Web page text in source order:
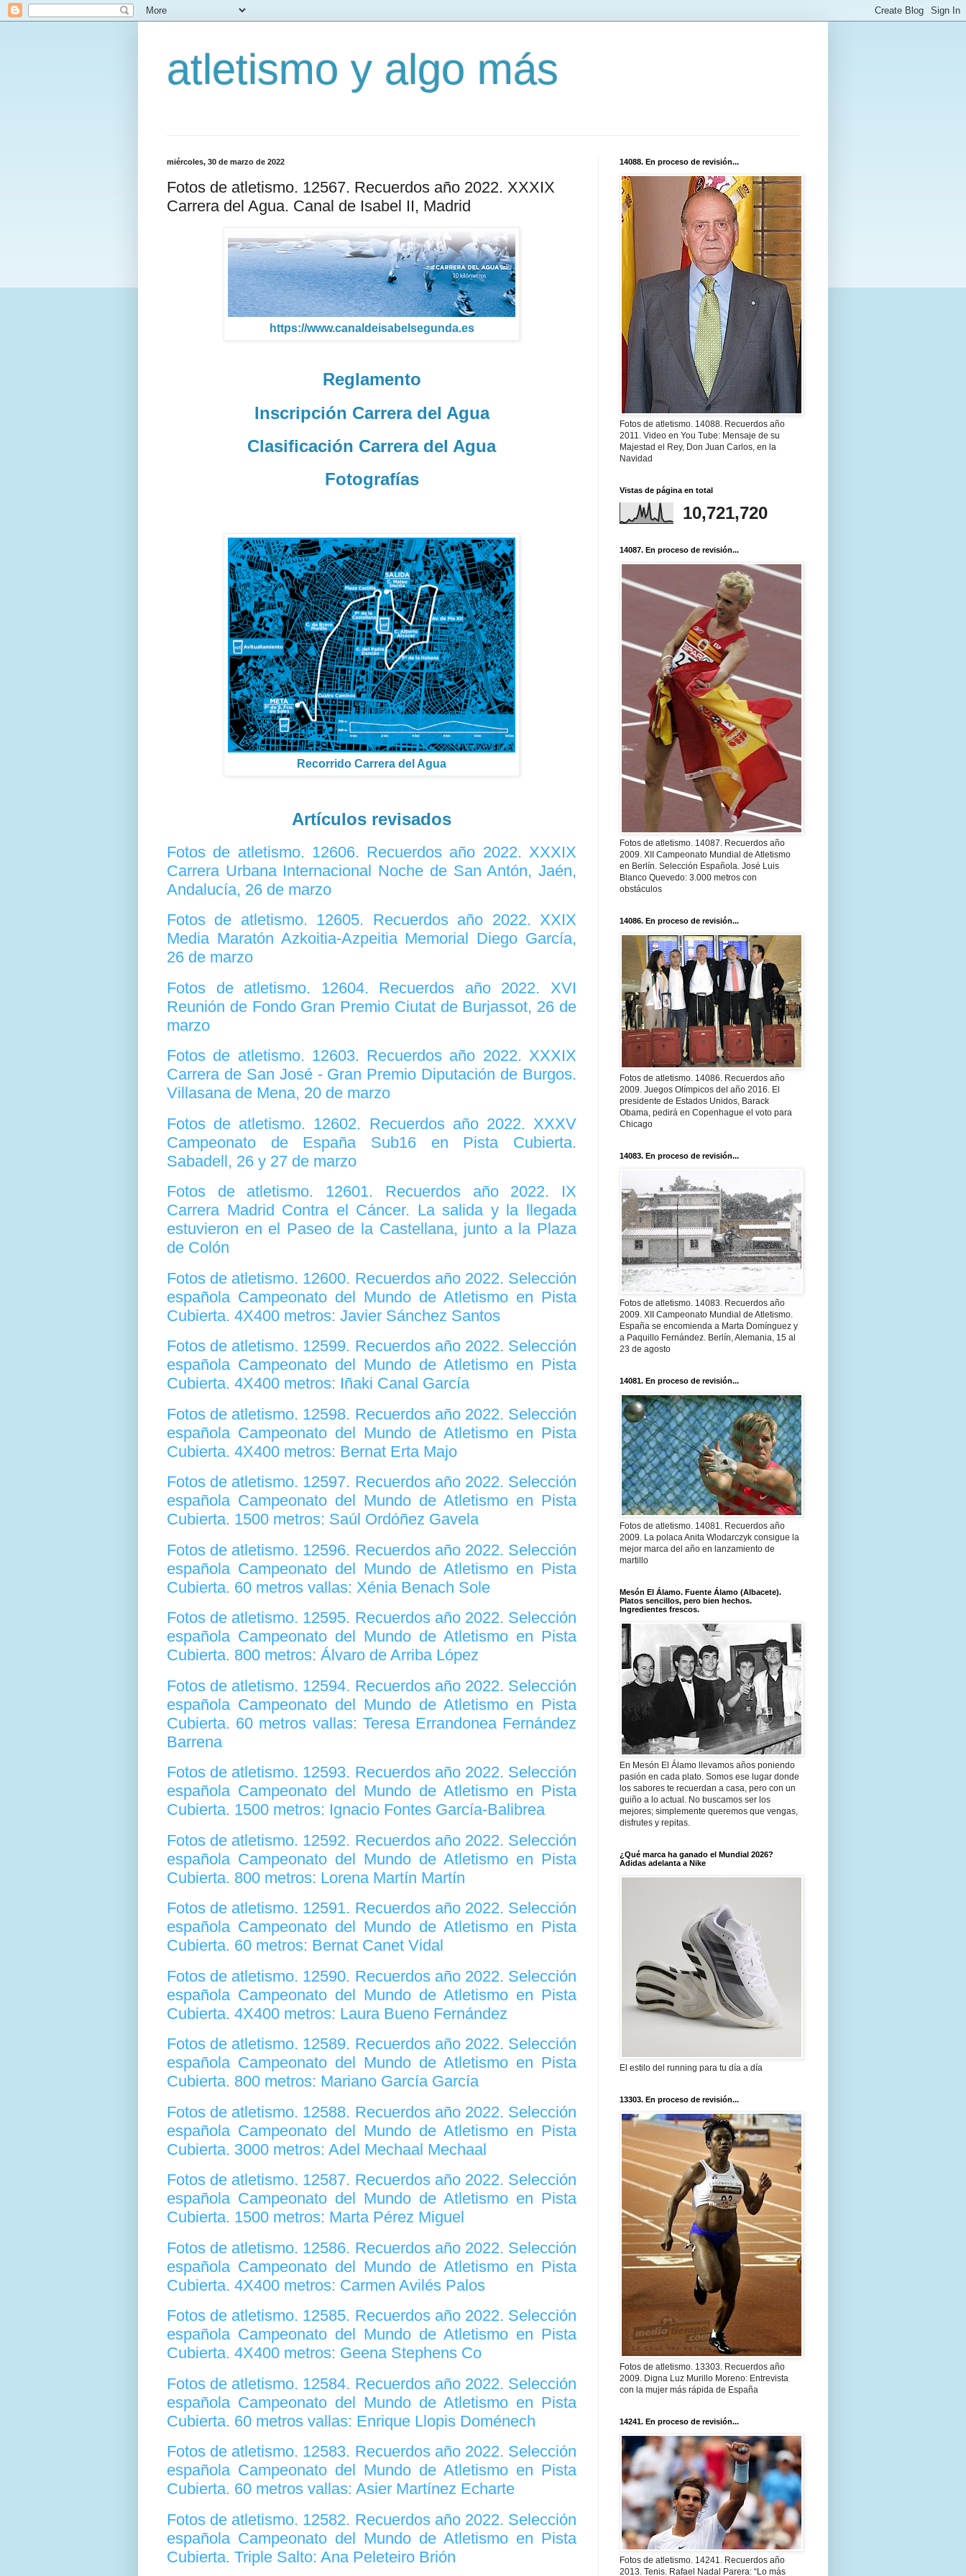
atletismo y algo más
miércoles, 30 de marzo de 2022
Fotos de atletismo. 12567. Recuerdos año 2022. XXXIX
Carrera del Agua. Canal de Isabel II, Madrid
https://www.canaldeisabelsegunda.es
Reglamento
Inscripción Carrera del Agua
Clasificación Carrera del Agua
Fotografías
Recorrido Carrera del Agua
Artículos revisados
Fotos de atletismo. 12606. Recuerdos año 2022. XXXIX
Carrera Urbana Internacional Noche de San Antón, Jaén,
Andalucía, 26 de marzo
Fotos de atletismo. 12605. Recuerdos año 2022. XXIX
Media Maratón Azkoitia-Azpeitia Memorial Diego García,
26 de marzo
Fotos de atletismo. 12604. Recuerdos año 2022. XVI
Reunión de Fondo Gran Premio Ciutat de Burjassot, 26 de
marzo
Fotos de atletismo. 12603. Recuerdos año 2022. XXXIX
Carrera de San José - Gran Premio Diputación de Burgos.
Villasana de Mena, 20 de marzo
Fotos de atletismo. 12602. Recuerdos año 2022. XXXV
Campeonato de España Sub16 en Pista Cubierta.
Sabadell, 26 y 27 de marzo
Fotos de atletismo. 12601. Recuerdos año 2022. IX
Carrera Madrid Contra el Cáncer. La salida y la llegada
estuvieron en el Paseo de la Castellana, junto a la Plaza
de Colón
Fotos de atletismo. 12600. Recuerdos año 2022. Selección
española Campeonato del Mundo de Atletismo en Pista
Cubierta. 4X400 metros: Javier Sánchez Santos
Fotos de atletismo. 12599. Recuerdos año 2022. Selección
española Campeonato del Mundo de Atletismo en Pista
Cubierta. 4X400 metros: Iñaki Canal García
Fotos de atletismo. 12598. Recuerdos año 2022. Selección
española Campeonato del Mundo de Atletismo en Pista
Cubierta. 4X400 metros: Bernat Erta Majo
Fotos de atletismo. 12597. Recuerdos año 2022. Selección
española Campeonato del Mundo de Atletismo en Pista
Cubierta. 1500 metros: Saúl Ordóñez Gavela
Fotos de atletismo. 12596. Recuerdos año 2022. Selección
española Campeonato del Mundo de Atletismo en Pista
Cubierta. 60 metros vallas: Xénia Benach Sole
Fotos de atletismo. 12595. Recuerdos año 2022. Selección
española Campeonato del Mundo de Atletismo en Pista
Cubierta. 800 metros: Álvaro de Arriba López
Fotos de atletismo. 12594. Recuerdos año 2022. Selección
española Campeonato del Mundo de Atletismo en Pista
Cubierta. 60 metros vallas: Teresa Errandonea Fernández
Barrena
Fotos de atletismo. 12593. Recuerdos año 2022. Selección
española Campeonato del Mundo de Atletismo en Pista
Cubierta. 1500 metros: Ignacio Fontes García-Balibrea
Fotos de atletismo. 12592. Recuerdos año 2022. Selección
española Campeonato del Mundo de Atletismo en Pista
Cubierta. 800 metros: Lorena Martín Martín
Fotos de atletismo. 12591. Recuerdos año 2022. Selección
española Campeonato del Mundo de Atletismo en Pista
Cubierta. 60 metros: Bernat Canet Vidal
Fotos de atletismo. 12590. Recuerdos año 2022. Selección
española Campeonato del Mundo de Atletismo en Pista
Cubierta. 4X400 metros: Laura Bueno Fernández
Fotos de atletismo. 12589. Recuerdos año 2022. Selección
española Campeonato del Mundo de Atletismo en Pista
Cubierta. 800 metros: Mariano García García
Fotos de atletismo. 12588. Recuerdos año 2022. Selección
española Campeonato del Mundo de Atletismo en Pista
Cubierta. 3000 metros: Adel Mechaal Mechaal
Fotos de atletismo. 12587. Recuerdos año 2022. Selección
española Campeonato del Mundo de Atletismo en Pista
Cubierta. 1500 metros: Marta Pérez Miguel
Fotos de atletismo. 12586. Recuerdos año 2022. Selección
española Campeonato del Mundo de Atletismo en Pista
Cubierta. 4X400 metros: Carmen Avilés Palos
Fotos de atletismo. 12585. Recuerdos año 2022. Selección
española Campeonato del Mundo de Atletismo en Pista
Cubierta. 4X400 metros: Geena Stephens Co
Fotos de atletismo. 12584. Recuerdos año 2022. Selección
española Campeonato del Mundo de Atletismo en Pista
Cubierta. 60 metros vallas: Enrique Llopis Doménech
Fotos de atletismo. 12583. Recuerdos año 2022. Selección
española Campeonato del Mundo de Atletismo en Pista
Cubierta. 60 metros vallas: Asier Martínez Echarte
Fotos de atletismo. 12582. Recuerdos año 2022. Selección
española Campeonato del Mundo de Atletismo en Pista
Cubierta. Triple Salto: Ana Peleteiro Brión
14088. En proceso de revisión...
Fotos de atletismo. 14088. Recuerdos año
2011. Video en You Tube: Mensaje de su
Majestad el Rey, Don Juan Carlos, en la
Navidad
Vistas de página en total
10,721,720
14087. En proceso de revisión...
Fotos de atletismo. 14087. Recuerdos año
2009. XII Campeonato Mundial de Atletismo
en Berlín. Selección Española. José Luis
Blanco Quevedo: 3.000 metros con
obstáculos
14086. En proceso de revisión...
Fotos de atletismo. 14086. Recuerdos año
2009. Juegos Olímpicos del año 2016. El
presidente de Estados Unidos, Barack
Obama, pedirá en Copenhague el voto para
Chicago
14083. En proceso de revisión...
Fotos de atletismo. 14083. Recuerdos año
2009. XII Campeonato Mundial de Atletismo.
España se encomienda a Marta Domínguez y
a Paquillo Fernández. Berlín, Alemania, 15 al
23 de agosto
14081. En proceso de revisión...
Fotos de atletismo. 14081. Recuerdos año
2009. La polaca Anita Wlodarczyk consigue la
mejor marca del año en lanzamiento de
martillo
Mesón El Álamo. Fuente Álamo (Albacete).
Platos sencillos, pero bien hechos.
Ingredientes frescos.
En Mesón El Álamo llevamos años poniendo
pasión en cada plato. Somos ese lugar donde
los sabores te recuerdan a casa, pero con un
guiño a lo actual. No buscamos ser los
mejores; simplemente queremos que vengas,
disfrutes y repitas.
¿Qué marca ha ganado el Mundial 2026?
Adidas adelanta a Nike
El estilo del running para tu día a día
13303. En proceso de revisión...
Fotos de atletismo. 13303. Recuerdos año
2009. Digna Luz Murillo Moreno: Entrevista
con la mujer más rápida de España
14241. En proceso de revisión...
Fotos de atletismo. 14241. Recuerdos año
2013. Tenis. Rafael Nadal Parera: “Lo más